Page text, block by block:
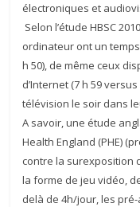
électroniques et
Selon l’étude HBSC
ordinateur ont un
h 50), de même ceux
d’Internet (7 h 59
télévision le soir dans
A savoir, une étude
Health England (PHE)
contre la surexposition
la forme de jeu vidéo,
delà de 4h/jour, les